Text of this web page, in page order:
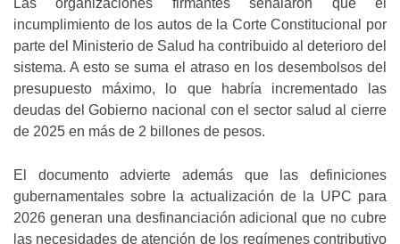
Las organizaciones firmantes señalaron que el
incumplimiento de los autos de la Corte Constitucional por
parte del Ministerio de Salud ha contribuido al deterioro del
sistema. A esto se suma el atraso en los desembolsos del
presupuesto máximo, lo que habría incrementado las
deudas del Gobierno nacional con el sector salud al cierre
de 2025 en más de 2 billones de pesos.
El documento advierte además que las definiciones
gubernamentales sobre la actualización de la UPC para
2026 generan una desfinanciación adicional que no cubre
las necesidades de atención de los regímenes contributivo